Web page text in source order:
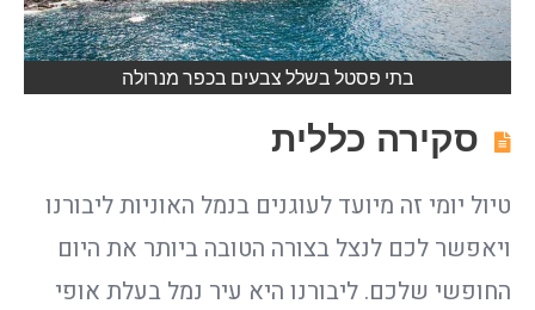
בתי פסטל בשלל צבעים בכפר מנרולה
סקירה כללית
טיול יומי זה מיועד לעוגנים בנמל האוניות ליבורנו
ויאפשר לכם לנצל בצורה הטובה ביותר את היום
החופשי שלכם. ליבורנו היא עיר נמל בעלת אופי